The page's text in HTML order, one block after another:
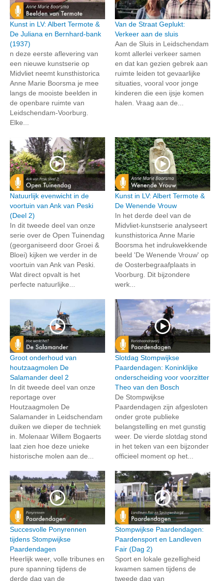
Kunst in LV: Albert Termote &
De Juliana en Bernhard-bank
(1937)
n deze eerste aflevering van
een nieuwe kunstserie op
Midvliet neemt kunsthistorica
Anne Marie Boorsma je mee
langs de mooiste beelden in
de openbare ruimte van
Leidschendam-Voorburg.
Elke...
Van de Straat Geplukt:
Verkeer aan de sluis
Aan de Sluis in Leidschendam
komt allerlei verkeer samen
en dat kan gezien gebrek aan
ruimte leiden tot gevaarlijke
situaties, vooral voor jonge
kinderen die een ijsje komen
halen. Vraag aan de...
Natuurlijk evenwicht in de
voortuin van Ank van Peski
(Deel 2)
In dit tweede deel van onze
serie over de Open Tuinendag
(georganiseerd door Groei &
Bloei) kijken we verder in de
voortuin van Ank van Peski.
Wat direct opvalt is het
perfecte natuurlijke...
Kunst in LV: Albert Termote &
De Wenende Vrouw
In het derde deel van de
Midvliet-kunstserie analyseert
kunsthistorica Anne Marie
Boorsma het indrukwekkende
beeld 'De Wenende Vrouw' op
de Oosterbegraafplaats in
Voorburg. Dit bijzondere
werk...
Groot onderhoud van
houtzaagmolen De
Salamander deel 2
In dit tweede deel van onze
reportage over
Houtzaagmolen De
Salamander in Leidschendam
duiken we dieper de techniek
in. Molenaar Willem Bogaerts
laat zien hoe deze unieke
historische molen aan de...
Slotdag Stompwijkse
Paardendagen: Koninklijke
onderscheiding voor voorzitter
Theo van den Bosch
De Stompwijkse
Paardendagen zijn afgesloten
onder grote publieke
belangstelling en met gunstig
weer. De vierde slotdag stond
in het teken van een bijzonder
officieel moment op het...
Succesvolle Ponyrennen
tijdens Stompwijkse
Paardendagen
Heerlijk weer, volle tribunes en
pure spanning tijdens de
derde dag van de
Stompwijkse Paardendagen:
Paardensport en Landleven
Fair (Dag 2)
Sport en lokale gezelligheid
kwamen samen tijdens de
tweede dag van